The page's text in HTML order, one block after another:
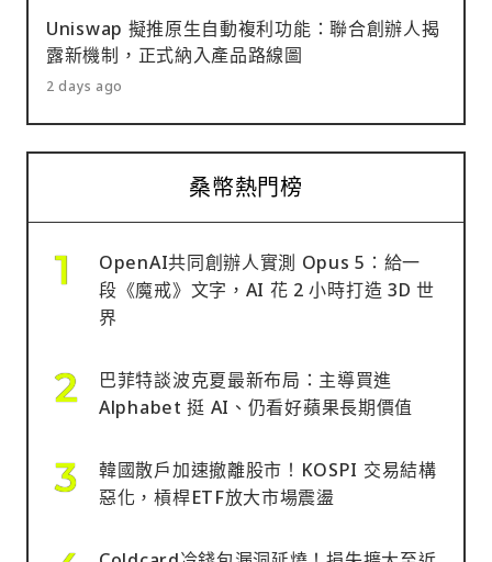
Uniswap 擬推原生自動複利功能：聯合創辦人揭
露新機制，正式納入產品路線圖
2 days ago
桑幣熱門榜
OpenAI共同創辦人實測 Opus 5：給一
段《魔戒》文字，AI 花 2 小時打造 3D 世
界
巴菲特談波克夏最新布局：主導買進
Alphabet 挺 AI、仍看好蘋果長期價值
韓國散戶加速撤離股市！KOSPI 交易結構
惡化，槓桿ETF放大市場震盪